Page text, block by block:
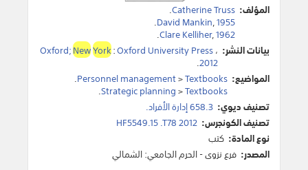
المؤلف: Catherine Truss
.
David Mankin,1955
.
Clare Kelliher,1962
.
بيانات النشر:
Oxford;NewYork:Oxford University Press،
2012
.
المواضيع:
Personnel management>Textbooks
.
Strategic planning>Textbooks
.
تصنيف ديوي: 658.3 إدارة الأفراد.
تصنيف الكونجرس: HF5549.15 .T78 2012
نوع المادة: كتب
المصدر: فرع نزوى - الحرم الجامعي: الشمالي